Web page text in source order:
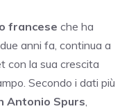
francese che ha
due anni fa, continua a
con la sua crescita
Secondo i dati più
Antonio Spurs